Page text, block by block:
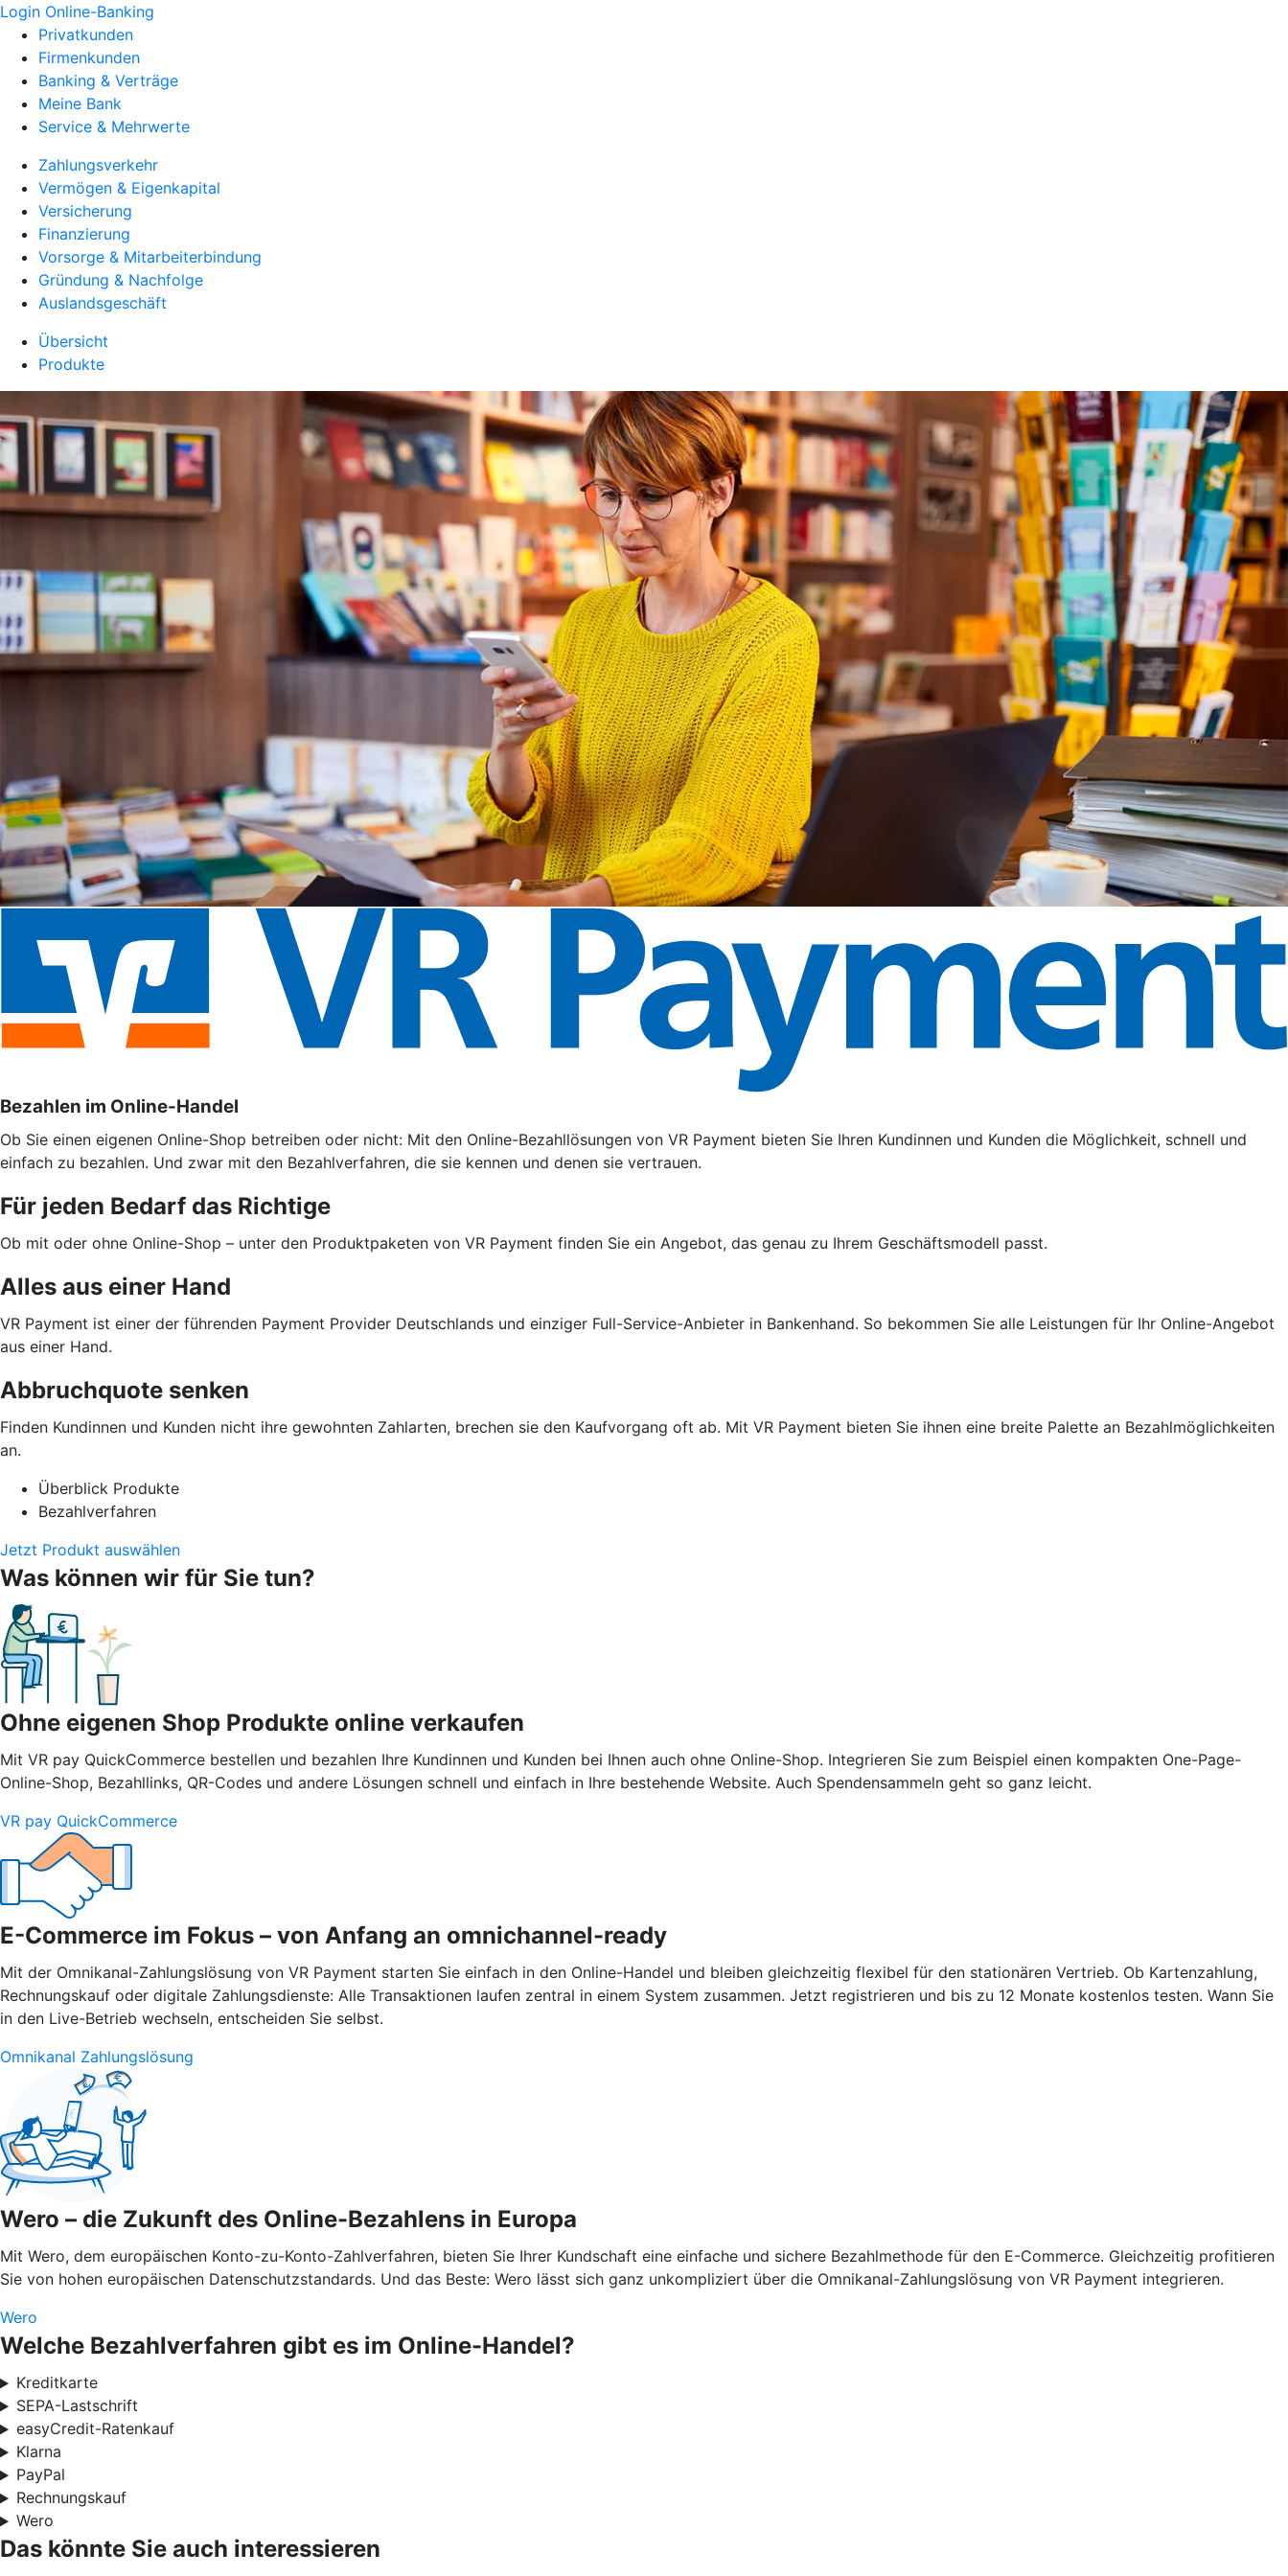
Login Online-Banking
Privatkunden
Firmenkunden
Banking & Verträge
Meine Bank
Service & Mehrwerte
Zahlungsverkehr
Vermögen & Eigenkapital
Versicherung
Finanzierung
Vorsorge & Mitarbeiterbindung
Gründung & Nachfolge
Auslandsgeschäft
Übersicht
Produkte
Bezahlen im Online-Handel
Ob Sie einen eigenen Online-Shop betreiben oder nicht: Mit den Online-Bezahllösungen von VR Payment bieten Sie Ihren Kundinnen und Kunden die Möglichkeit, schnell und
einfach zu bezahlen. Und zwar mit den Bezahlverfahren, die sie kennen und denen sie vertrauen.
Für jeden Bedarf das Richtige
Ob mit oder ohne Online-Shop – unter den Produktpaketen von VR Payment finden Sie ein Angebot, das genau zu Ihrem Geschäftsmodell passt.
Alles aus einer Hand
VR Payment ist einer der führenden Payment Provider Deutschlands und einziger Full-Service-Anbieter in Bankenhand. So bekommen Sie alle Leistungen für Ihr Online-Angebot
aus einer Hand.
Abbruchquote senken
Finden Kundinnen und Kunden nicht ihre gewohnten Zahlarten, brechen sie den Kaufvorgang oft ab. Mit VR Payment bieten Sie ihnen eine breite Palette an Bezahlmöglichkeiten
an.
Überblick Produkte
Bezahlverfahren
Jetzt Produkt auswählen
Was können wir für Sie tun?
Ohne eigenen Shop Produkte online verkaufen
Mit VR pay QuickCommerce bestellen und bezahlen Ihre Kundinnen und Kunden bei Ihnen auch ohne Online-Shop. Integrieren Sie zum Beispiel einen kompakten One-Page-
Online-Shop, Bezahllinks, QR-Codes und andere Lösungen schnell und einfach in Ihre bestehende Website. Auch Spendensammeln geht so ganz leicht.
VR pay QuickCommerce
E-Commerce im Fokus – von Anfang an omnichannel-ready
Mit der Omnikanal-Zahlungslösung von VR Payment starten Sie einfach in den Online-Handel und bleiben gleichzeitig flexibel für den stationären Vertrieb. Ob Kartenzahlung,
Rechnungskauf oder digitale Zahlungsdienste: Alle Transaktionen laufen zentral in einem System zusammen. Jetzt registrieren und bis zu 12 Monate kostenlos testen. Wann Sie
in den Live-Betrieb wechseln, entscheiden Sie selbst.
Omnikanal Zahlungslösung
Wero – die Zukunft des Online-Bezahlens in Europa
Mit Wero, dem europäischen Konto-zu-Konto-Zahlverfahren, bieten Sie Ihrer Kundschaft eine einfache und sichere Bezahlmethode für den E-Commerce. Gleichzeitig profitieren
Sie von hohen europäischen Datenschutzstandards. Und das Beste: Wero lässt sich ganz unkompliziert über die Omnikanal-Zahlungslösung von VR Payment integrieren.
Wero
Welche Bezahlverfahren gibt es im Online-Handel?
Kreditkarte
SEPA-Lastschrift
easyCredit-Ratenkauf
Klarna
PayPal
Rechnungskauf
Wero
Das könnte Sie auch interessieren